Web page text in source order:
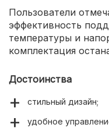
Пользователи
эффективность
температуры и
комплектация
Достоинства
стильный дизайн;
удобное